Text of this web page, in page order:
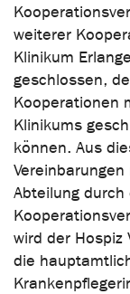
weiterer
Klinikum
geschlossen,
Kooperationen
Klinikums
können. Aus
Abteilung durch
wird der Hospiz
die